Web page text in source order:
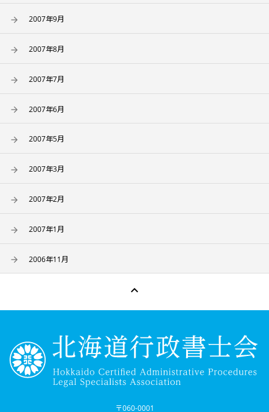
2007年9月
2007年8月
2007年7月
2007年6月
2007年5月
2007年3月
2007年2月
2007年1月
2006年11月

〒060-0001